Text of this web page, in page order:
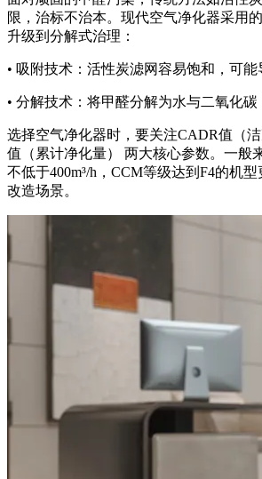
限，治标不治本。现代空气净化器采用
升级到分解式治理：
• 吸附技术：活性炭滤网容易饱和，可
• 分解技术：将甲醛分解为水与二氧化碳
选择空气净化器时，要关注CADR值（
值（累计净化量） 两大核心参数。一般
不低于400m³/h，CCM等级达到F4的机
改造场景。